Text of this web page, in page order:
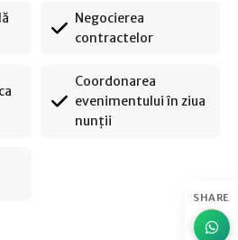
SHARE
events Negocierea
contractelor
Coordonarea
evenimentului în ziua
nunții